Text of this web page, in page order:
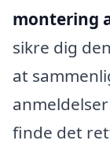
montering
sikre dig
at
finde det